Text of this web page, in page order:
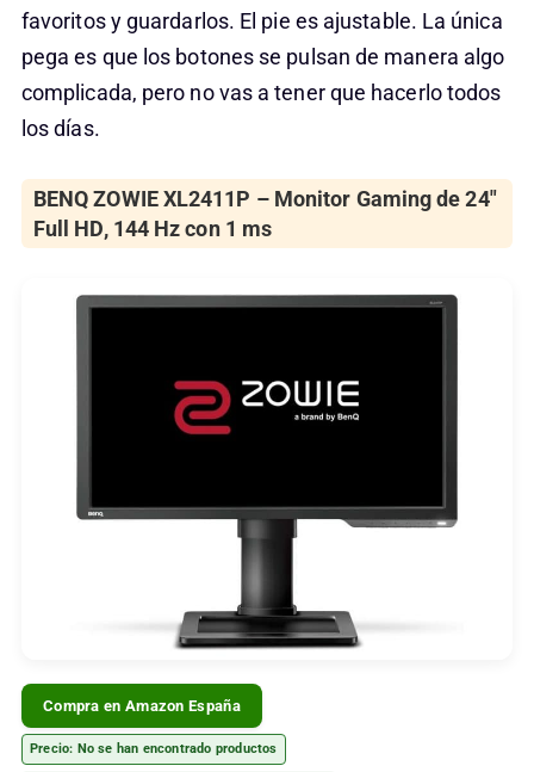
favoritos y guardarlos. El pie es ajustable. La única
pega es que los botones se pulsan de manera algo
complicada, pero no vas a tener que hacerlo todos
los días.
BENQ ZOWIE XL2411P – Monitor Gaming de 24″
Full HD, 144 Hz con 1 ms
Compra en Amazon España
Precio: No se han encontrado productos